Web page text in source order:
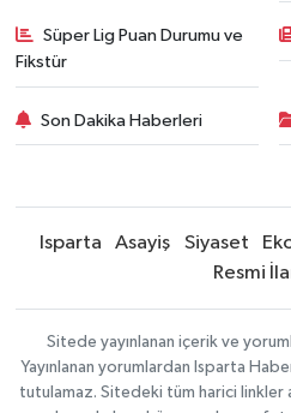
Süper Lig Puan Durumu ve
Fikstür
Son Dakika Haberleri
Isparta Asayiş Siyaset
Resmi
Sitede yayınlanan içerik ve
Yayınlanan yorumlardan Isparta
tutulamaz. Sitedeki tüm harici linkler